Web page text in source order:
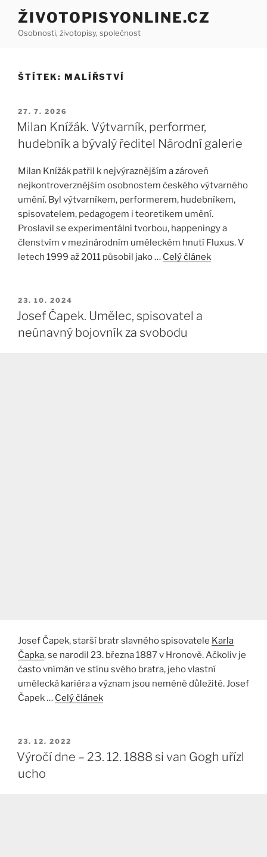
Přejít
obsahu
ŽIVOTOPISYONLINE.CZ
Osobnosti, životopisy, společnost
ŠTÍTEK: MALÍŘSTVÍ
PUBLIKOVÁNO
27. 7. 2026
Milan Knížák. Výtvarník, performer,
hudebník a bývalý ředitel Národní galerie
Milan Knížák patřil k nejvýraznějším a zároveň
nejkontroverznějším osobnostem českého výtvarného
umění. Byl výtvarníkem, performerem, hudebníkem,
spisovatelem, pedagogem i teoretikem umění.
Proslavil se experimentální tvorbou, happeningy a
členstvím v mezinárodním uměleckém hnutí Fluxus. V
letech 1999 až 2011 působil jako … Celý článek
PUBLIKOVÁNO
23. 10. 2024
Josef Čapek. Umělec, spisovatel a
neúnavný bojovník za svobodu
Josef Čapek, starší bratr slavného spisovatele Karla
Čapka, se narodil 23. března 1887 v Hronově. Ačkoliv je
často vnímán ve stínu svého bratra, jeho vlastní
umělecká kariéra a význam jsou neméně důležité. Josef
Čapek … Celý článek
PUBLIKOVÁNO
23. 12. 2022
Výročí dne – 23. 12. 1888 si van Gogh uřízl
ucho